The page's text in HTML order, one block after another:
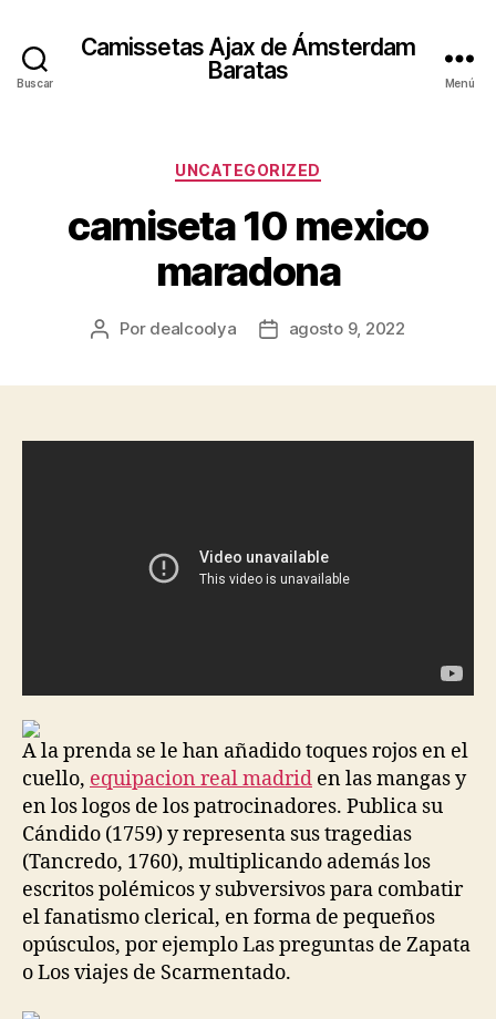
Buscar
Camissetas Ajax de Ámsterdam
Baratas
Menú
Categorías
UNCATEGORIZED
camiseta 10 mexico
maradona
Autor
Por dealcoolya
Fechaagosto 9, 2022
A la prenda se le han añadido toques rojos en el
cuello, equipacion real madrid en las mangas y
en los logos de los patrocinadores. Publica su
Cándido (1759) y representa sus tragedias
(Tancredo, 1760), multiplicando además los
escritos polémicos y subversivos para combatir
el fanatismo clerical, en forma de pequeños
opúsculos, por ejemplo Las preguntas de Zapata
o Los viajes de Scarmentado.